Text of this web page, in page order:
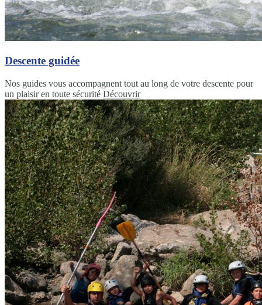
Descente guidée
Nos guides vous accompagnent tout au long de votre descente pour
un plaisir en toute sécurité Découvrir